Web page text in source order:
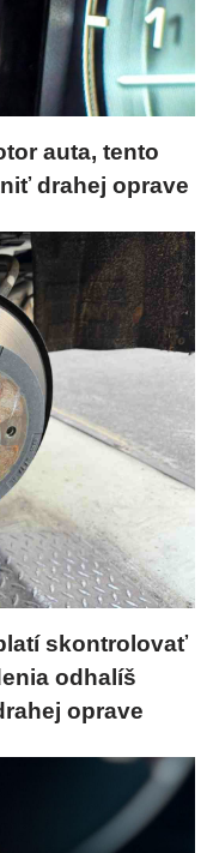
auta, tento
drahej oprave
skontrolovať
odhalíš
oprave